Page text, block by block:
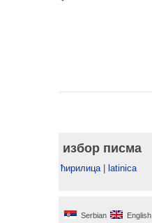
избор писма
ћирилица | latinica
Serbian English